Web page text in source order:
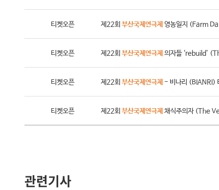
티켓오픈 제22회 부산국제연극제 영농일지 (Farm
티켓오픈 제22회 부산국제연극제 의자들 ‘rebuild’
티켓오픈 제22회 부산국제연극제 - 비나리 (BIANRI)
티켓오픈 제22회 부산국제연극제 채식주의자 (The
관련기사